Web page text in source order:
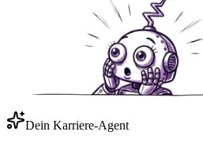
Dein Karriere-Agent